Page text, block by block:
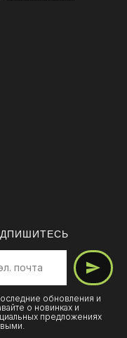
обновления и
о новинках и
предложениях